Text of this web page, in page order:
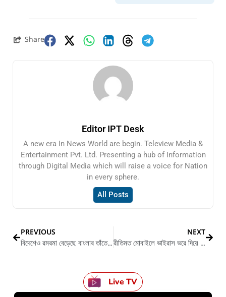
Share
Editor IPT Desk
A new era In News World are begin. Teleview Media &
Entertainment Pvt. Ltd. Presenting a hub of Information
through Digital Media which will raise a voice for Nation
in every sphere.
All Posts
PREVIOUS
বিদেশেও রমরমা বেড়েছে বাংলার তাঁতের শাড়ির
NEXT
রীতিমত মোবাইলে ভাইরাস ভরে দিয়ে নতুন চাতুরী চিনা সংস্থার
Live TV